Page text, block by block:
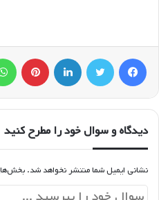
فیسبوک توییتر لینکداین
دیدگاه و سوال خود را مطرح کنید
نشانی ایمیل شما منتشر نخواهد شد.